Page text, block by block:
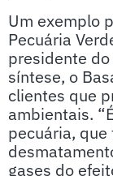
Um exemplo
Pecuária
presidente do
síntese, o
clientes que
ambientais.
pecuária,
gases do